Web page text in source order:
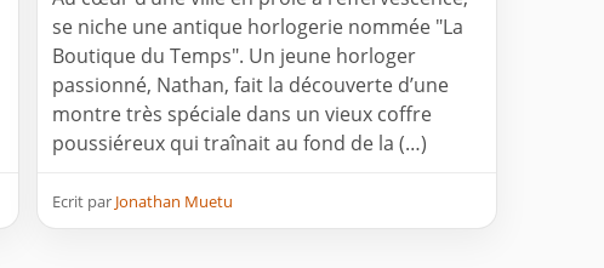
se niche une antique horlogerie nommée "La
Boutique du Temps". Un jeune horloger
passionné, Nathan, fait la découverte d’une
montre très spéciale dans un vieux coffre
poussiéreux qui traînait au fond de la (…)
Ecrit par Jonathan Muetu